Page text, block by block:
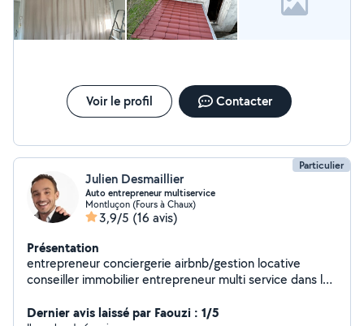
Voir le profil Contacter
Particulier
Julien Desmaillier
Auto entrepreneur multiservice
Montluçon (Fours à Chaux)
3,9/5 (16 avis)
Présentation
entrepreneur conciergerie airbnb/gestion locative
conseiller immobilier entrepreneur multi service dans la
Dernier avis laissé par Faouzi : 1/5